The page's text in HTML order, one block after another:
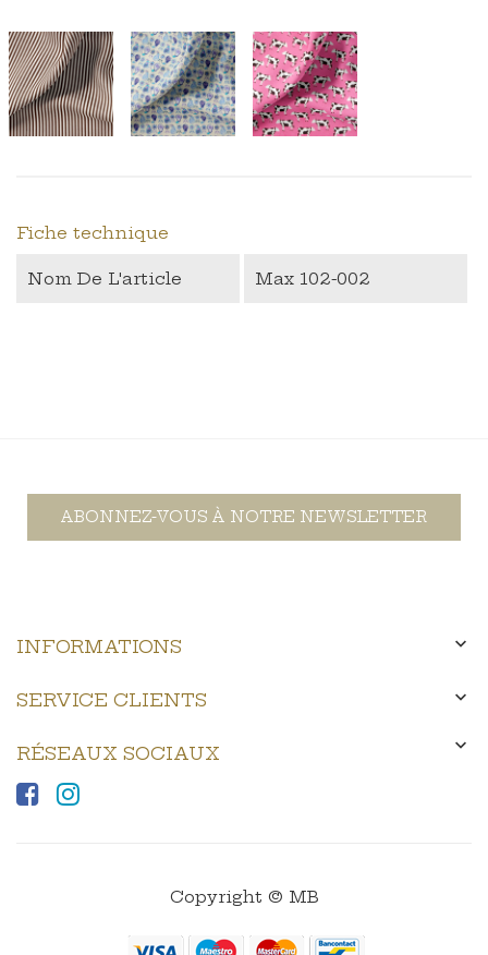
Fiche technique
Nom De L'article Max 102-002
ABONNEZ-VOUS À NOTRE NEWSLETTER
INFORMATIONS 
SERVICE CLIENTS 
RÉSEAUX SOCIAUX 
Copyright © MB